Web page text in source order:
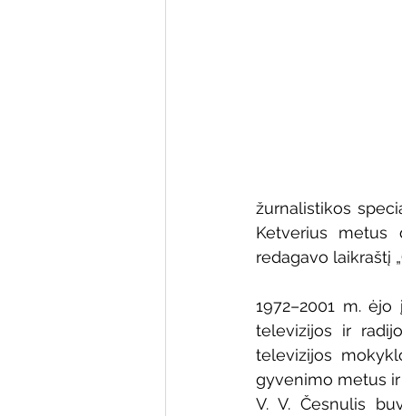
žurnalistikos
Ketverius metus
redagavo laikraštį
1972–2001 m.
televizijos ir
televizijos
gyvenimo metus
V. V. Česnulis